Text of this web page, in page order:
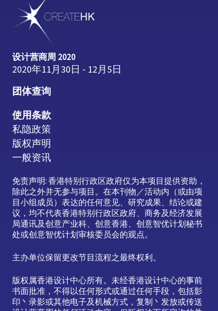
设计营商周 2020
2020年11月30日 - 12月5日
团体查询
使用条款
私隐政策
版权声明
一般资讯
免责声明: 香港特别行政区政府仅为本项目提供资助，
除此之外并无参与项目。在本刊物／活动内（或由项
目小组成员）表达的任何意见、研究成果、结论或建
议，均不代表香港特别行政区政府、商务及经济发展
局通讯及创意产业科、创意香港、创意智优计划秘书
处或创意智优计划审核委员会的观点。
主办单位保留更改节目流程之最终权利。
版权属香港设计中心所有。未经香港设计中心的事前
书面批准，不得以任何形式或通过任何手段，包括影
印丶录影或其他电子及机械方式，复制丶发放或传送